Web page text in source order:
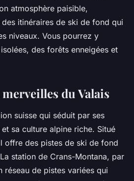
atmosphère paisible,
itinéraires de ski de fond qui
niveaux. Vous pourrez y
des forêts enneigées et
du Valais
suisse qui séduit par ses
sa culture alpine riche. Situé
offre des pistes de ski de fond
station de Crans-Montana, par
réseau de pistes variées qui